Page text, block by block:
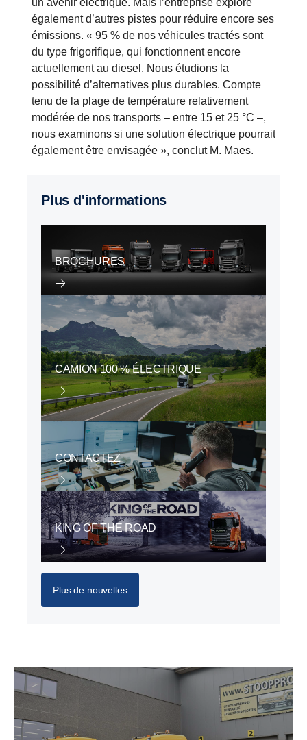
également d’autres pistes pour réduire encore ses
émissions. « 95 % de nos véhicules tractés sont
du type frigorifique, qui fonctionnent encore
actuellement au diesel. Nous étudions la
possibilité d’alternatives plus durables. Compte
tenu de la plage de température relativement
modérée de nos transports – entre 15 et 25 °C –,
nous examinons si une solution électrique pourrait
également être envisagée », conclut M. Maes.
Plus d'informations
BROCHURES
CAMION 100 % ÉLECTRIQUE
CONTACTEZ
KING OF THE ROAD
Plus de nouvelles